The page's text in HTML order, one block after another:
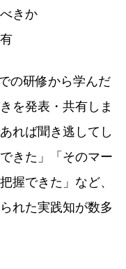
きか
の研修から学んだ
を発表・共有しま
れば聞き逃してし
きた」「そのマー
握できた」など、
れた実践知が数多